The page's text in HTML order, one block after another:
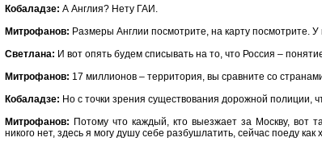
Кобаладзе: А Англия? Нету ГАИ.
Митрофанов: Размеры Англии посмотрите, на карту посмотрите.
Светлана: И вот опять будем списывать на то, что Россия –
Митрофанов: 17 миллионов – территория, вы сравните со
Кобаладзе: Но с точки зрения существования дорожной полиции,
Митрофанов: Потому что каждый, кто выезжает за Москву, вот
никого нет, здесь я могу душу себе разбушлатить, сейчас поеду как